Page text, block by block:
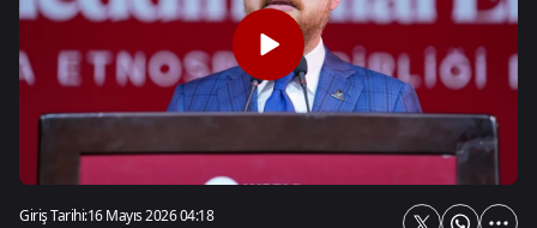
Giriş Tarihi:16 Mayıs 2026 04:18